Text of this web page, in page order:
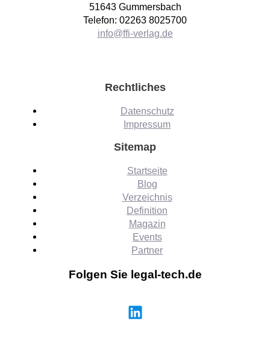
51643 Gummersbach
Telefon: 02263 8025700
info@ffi-verlag.de
Rechtliches
Datenschutz
Impressum
Sitemap
Startseite
Blog
Verzeichnis
Definition
Magazin
Events
Partner
Folgen Sie legal-tech.de